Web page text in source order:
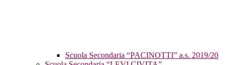
Scuola Secondaria “PACINOTTI” a.s. 2019/20